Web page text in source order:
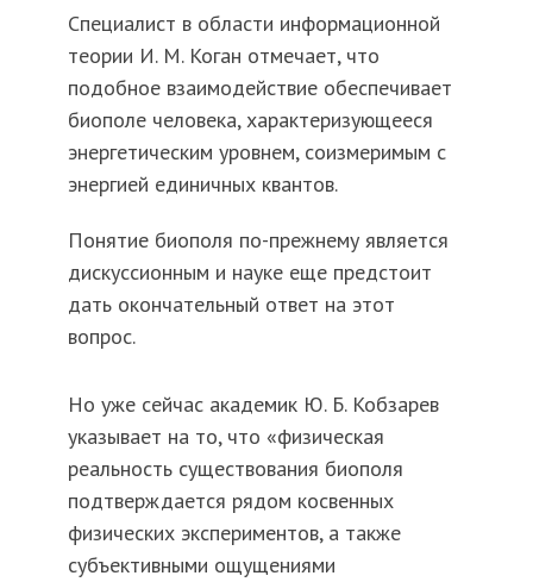
Специалист в области информационной
теории И. М. Коган отмечает, что
подобное взаимодействие обеспечивает
биополе человека, характеризующееся
энергетическим уровнем, соизмеримым с
энергией единичных квантов.
Понятие биополя по-прежнему является
дискуссионным и науке еще предстоит
дать окончательный ответ на этот
вопрос.
Но уже сейчас академик Ю. Б. Кобзарев
указывает на то, что «физическая
реальность существования биополя
подтверждается рядом косвенных
физических экспериментов, а также
субъективными ощущениями